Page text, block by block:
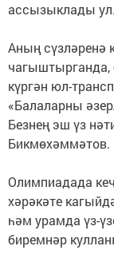
ассызыклады ул.
Аның сүзләренә
чагыштырганда,
күргән юл-
«Балаларны
Безнең эш үз
Бикмөхәммәтов.
Олимпиадада
хәрәкәте
һәм урамда үз-
биремнәр